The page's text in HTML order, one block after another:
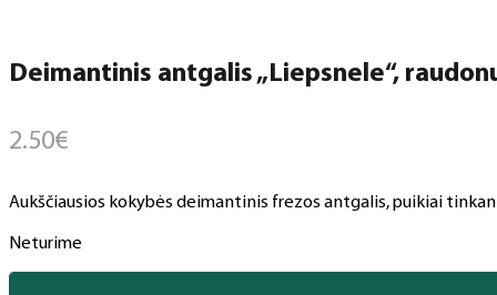
Deimantinis antgalis „Liepsnele“,
2.50€
Aukščiausios kokybės deimantinis frezos antgalis, puikiai
Neturime